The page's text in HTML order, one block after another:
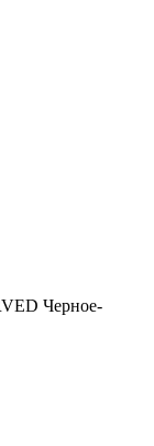
Черное-